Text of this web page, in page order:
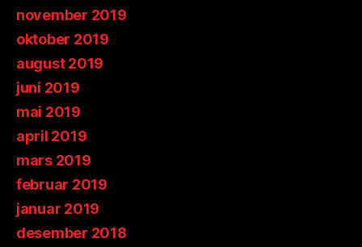
november 2019
oktober 2019
august 2019
juni 2019
mai 2019
april 2019
mars 2019
februar 2019
januar 2019
desember 2018